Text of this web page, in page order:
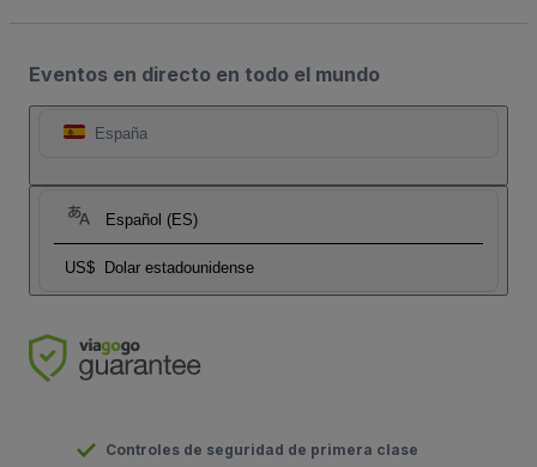
Eventos en directo en todo el mundo
España
Español (ES)
US$ Dolar estadounidense
Controles de seguridad de primera clase